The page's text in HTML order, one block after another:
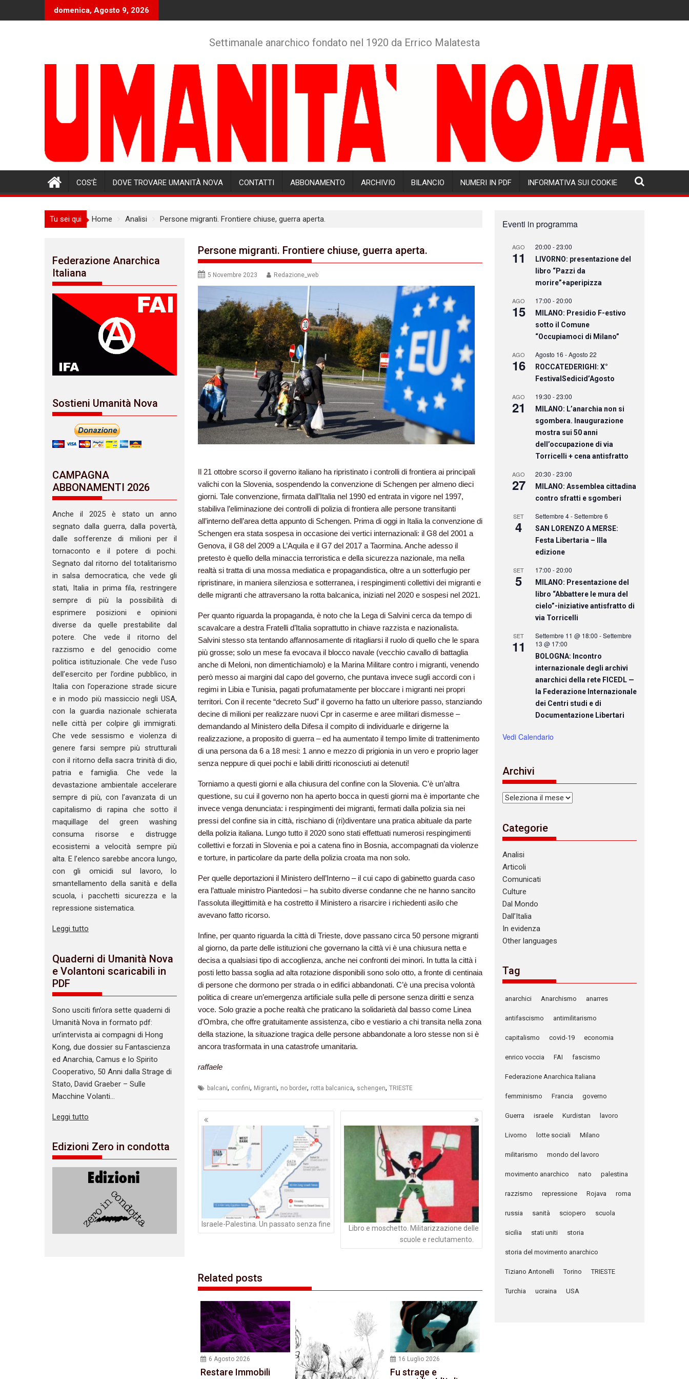
domenica, Agosto 9, 2026
Settimanale anarchico fondato nel 1920 da Errico Malatesta
COS’È DOVE TROVARE UMANITÀ NOVA CONTATTI ABBONAMENTO ARCHIVIO BILANCIO NUMERI IN PDF INFORMATIVA SUI COOKIE
Tu sei qui Home Analisi Persone migranti. Frontiere chiuse, guerra aperta.
Persone migranti. Frontiere chiuse, guerra aperta.
5 Novembre 2023 Redazione_web
Il 21 ottobre scorso il governo italiano ha ripristinato i controlli di frontiera ai principali
valichi con la Slovenia, sospendendo la convenzione di Schengen per almeno dieci
giorni. Tale convenzione, firmata dall’Italia nel 1990 ed entrata in vigore nel 1997,
stabiliva l’eliminazione dei controlli di polizia di frontiera alle persone transitanti
all’interno dell’area detta appunto di Schengen. Prima di oggi in Italia la convenzione di
Schengen era stata sospesa in occasione dei vertici internazionali: il G8 del 2001 a
Genova, il G8 del 2009 a L’Aquila e il G7 del 2017 a Taormina. Anche adesso il
pretesto è quello della minaccia terroristica e della sicurezza nazionale, ma nella
realtà si tratta di una mossa mediatica e propagandistica, oltre a un sotterfugio per
ripristinare, in maniera silenziosa e sotterranea, i respingimenti collettivi dei migranti e
delle migranti che attraversano la rotta balcanica, iniziati nel 2020 e sospesi nel 2021.
Per quanto riguarda la propaganda, è noto che la Lega di Salvini cerca da tempo di
scavalcare a destra Fratelli d’Italia soprattutto in chiave razzista e nazionalista.
Salvini stesso sta tentando affannosamente di ritagliarsi il ruolo di quello che le spara
più grosse; solo un mese fa evocava il blocco navale (vecchio cavallo di battaglia
anche di Meloni, non dimentichiamolo) e la Marina Militare contro i migranti, venendo
però messo ai margini dal capo del governo, che puntava invece sugli accordi con i
regimi in Libia e Tunisia, pagati profumatamente per bloccare i migranti nei propri
territori. Con il recente “decreto Sud” il governo ha fatto un ulteriore passo, stanziando
decine di milioni per realizzare nuovi Cpr in caserme e aree militari dismesse –
demandando al Ministero della Difesa il compito di individuarle e dirigerne la
realizzazione, a proposito di guerra – ed ha aumentato il tempo limite di trattenimento
di una persona da 6 a 18 mesi: 1 anno e mezzo di prigionia in un vero e proprio lager
senza neppure di quei pochi e labili diritti riconosciuti ai detenuti!
Torniamo a questi giorni e alla chiusura del confine con la Slovenia. C’è un’altra
questione, su cui il governo non ha aperto bocca in questi giorni ma è importante che
invece venga denunciata: i respingimenti dei migranti, fermati dalla polizia sia nei
pressi del confine sia in città, rischiano di (ri)diventare una pratica abituale da parte
della polizia italiana. Lungo tutto il 2020 sono stati effettuati numerosi respingimenti
collettivi e forzati in Slovenia e poi a catena fino in Bosnia, accompagnati da violenze
e torture, in particolare da parte della polizia croata ma non solo.
Per quelle deportazioni il Ministero dell’Interno – il cui capo di gabinetto guarda caso
era l’attuale ministro Piantedosi – ha subìto diverse condanne che ne hanno sancito
l’assoluta illegittimità e ha costretto il Ministero a risarcire i richiedenti asilo che
avevano fatto ricorso.
Infine, per quanto riguarda la città di Trieste, dove passano circa 50 persone migranti
al giorno, da parte delle istituzioni che governano la città vi è una chiusura netta e
decisa a qualsiasi tipo di accoglienza, anche nei confronti dei minori. In tutta la città i
posti letto bassa soglia ad alta rotazione disponibili sono solo otto, a fronte di centinaia
di persone che dormono per strada o in edifici abbandonati. C’è una precisa volontà
politica di creare un’emergenza artificiale sulla pelle di persone senza diritti e senza
voce. Solo grazie a poche realtà che praticano la solidarietà dal basso come Linea
d’Ombra, che offre gratuitamente assistenza, cibo e vestiario a chi transita nella zona
della stazione, la situazione tragica delle persone abbandonate a loro stesse non si è
ancora trasformata in una catastrofe umanitaria.
raffaele
balcani, confini, Migranti, no border, rotta balcanica, schengen, TRIESTE
Navigazione
articoli
Israele-Palestina. Un passato senza fine
Libro e moschetto. Militarizzazione delle
scuole e reclutamento.
Related posts
6 Agosto 2026
Restare Immobili
16 Luglio 2026
Fu strage e
Federazione Anarchica
Italiana
Sostieni Umanità Nova
CAMPAGNA
ABBONAMENTI 2026
Anche il 2025 è stato un anno
segnato dalla guerra, dalla povertà,
dalle sofferenze di milioni per il
tornaconto e il potere di pochi.
Segnato dal ritorno del totalitarismo
in salsa democratica, che vede gli
stati, Italia in prima fila, restringere
sempre di più la possibilità di
esprimere posizioni e opinioni
diverse da quelle prestabilite dal
potere. Che vede il ritorno del
razzismo e del genocidio come
politica istituzionale. Che vede l’uso
dell’esercito per l’ordine pubblico, in
Italia con l’operazione strade sicure
e in modo più massiccio negli USA,
con la guardia nazionale schierata
nelle città per colpire gli immigrati.
Che vede sessismo e violenza di
genere farsi sempre più strutturali
con il ritorno della sacra trinità di dio,
patria e famiglia. Che vede la
devastazione ambientale accelerare
sempre di più, con l’avanzata di un
capitalismo di rapina che sotto il
maquillage del green washing
consuma risorse e distrugge
ecosistemi a velocità sempre più
alta. E l’elenco sarebbe ancora lungo,
con gli omicidi sul lavoro, lo
smantellamento della sanità e della
scuola, i pacchetti sicurezza e la
repressione sistematica.
Leggi tutto
Quaderni di Umanità Nova
e Volantoni scaricabili in
PDF
Sono usciti fin’ora sette quaderni di
Umanità Nova in formato pdf:
un’intervista ai compagni di Hong
Kong, due dossier su Fantascienza
ed Anarchia, Camus e lo Spirito
Cooperativo, 50 Anni dalla Strage di
Stato, David Graeber – Sulle
Macchine Volanti…
Leggi tutto
Edizioni Zero in condotta
Eventi in programma
AGO
11
20:00 -23:00
LIVORNO: presentazione del
libro “Pazzi da
morire”+aperipizza
AGO
15
17:00 -20:00
MILANO: Presidio F-estivo
sotto il Comune
“Occupiamoci di Milano”
AGO
16
Agosto 16 -Agosto 22
ROCCATEDERIGHI: X°
FestivalSedicid’Agosto
AGO
21
19:30 -23:00
MILANO: L’anarchia non si
sgombera. Inaugurazione
mostra sui 50 anni
dell’occupazione di via
Torricelli + cena antisfratto
AGO
27
20:30 -23:00
MILANO: Assemblea cittadina
contro sfratti e sgomberi
SET
4
Settembre 4-Settembre 6
SAN LORENZO A MERSE:
Festa Libertaria – IIIa
edizione
SET
5
17:00 -20:00
MILANO: Presentazione del
libro “Abbattere le mura del
cielo”-iniziative antisfratto di
via Torricelli
SET
11
Settembre 11 @ 18:00 -Settembre
13 @ 17:00
BOLOGNA: Incontro
internazionale degli archivi
anarchici della rete FICEDL —
la Federazione Internazionale
dei Centri studi e di
Documentazione Libertari
Vedi Calendario
Archivi
Archivi
Categorie
Analisi
Articoli
Comunicati
Culture
Dal Mondo
Dall’Italia
In evidenza
Other languages
Tag
anarchici Anarchismo anarres
antifascismo antimilitarismo
capitalismo covid-19 economia
enrico voccia FAI fascismo
Federazione Anarchica Italiana
femminismo Francia governo
Guerra israele Kurdistan lavoro
Livorno lotte sociali Milano
militarismo mondo del lavoro
movimento anarchico nato palestina
razzismo repressione Rojava roma
russia sanità sciopero scuola
sicilia stati uniti storia
storia del movimento anarchico
Tiziano Antonelli Torino TRIESTE
Turchia ucraina USA